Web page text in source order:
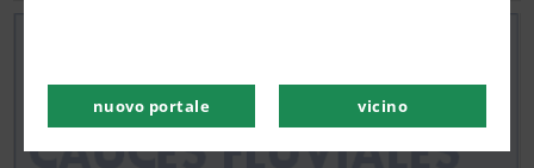
nuovo portale vicino